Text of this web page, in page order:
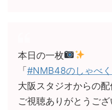
本日の一枚
「#NMB48のしゃべ
大阪スタジオからの配
ご視聴ありがとうご